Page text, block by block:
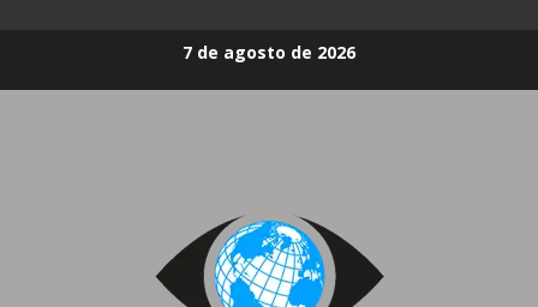
7 de agosto de 2026